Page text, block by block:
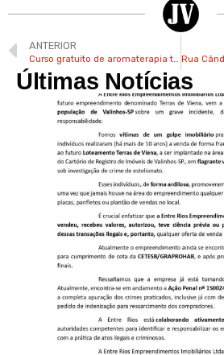
ANTERIOR
Curso gratuito de aromaterapia tem inscrições abertas em Valinhos
Últimas Notícias